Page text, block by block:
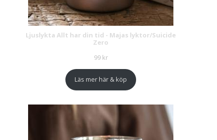
Ljuslykta Allt har din tid - Majas lyktor/Suicide
Zero
99 kr
Läs mer här & köp